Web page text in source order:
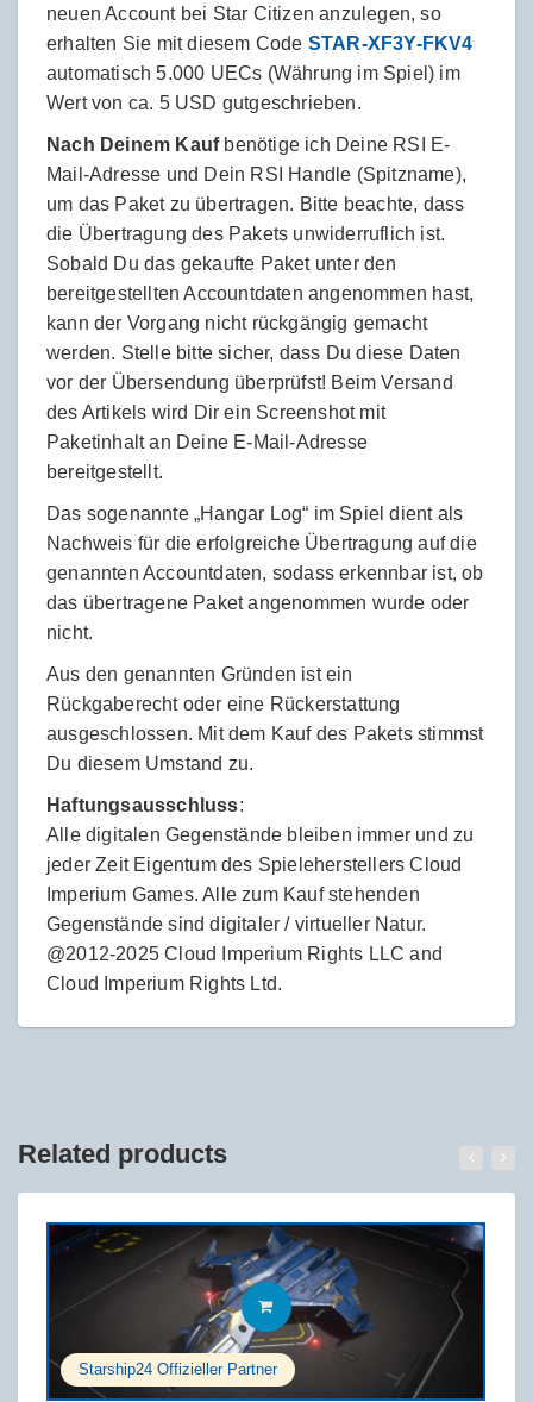
neuen Account bei Star Citizen anzulegen, so
erhalten Sie mit diesem Code STAR-XF3Y-FKV4
automatisch 5.000 UECs (Währung im Spiel) im
Wert von ca. 5 USD gutgeschrieben.
Nach Deinem Kaufbenötige ich Deine RSI E-
Mail-Adresse und Dein RSI Handle (Spitzname),
um das Paket zu übertragen. Bitte beachte, dass
die Übertragung des Pakets unwiderruflich ist.
Sobald Du das gekaufte Paket unter den
bereitgestellten Accountdaten angenommen hast,
kann der Vorgang nicht rückgängig gemacht
werden. Stelle bitte sicher, dass Du diese Daten
vor der Übersendung überprüfst! Beim Versand
des Artikels wird Dir ein Screenshot mit
Paketinhalt an Deine E-Mail-Adresse
bereitgestellt.
Das sogenannte „Hangar Log“ im Spiel dient als
Nachweis für die erfolgreiche Übertragung auf die
genannten Accountdaten, sodass erkennbar ist, ob
das übertragene Paket angenommen wurde oder
nicht.
Aus den genannten Gründen ist ein
Rückgaberecht oder eine Rückerstattung
ausgeschlossen. Mit dem Kauf des Pakets stimmst
Du diesem Umstand zu.
Haftungsausschluss:
Alle digitalen Gegenstände bleiben immer und zu
jeder Zeit Eigentum des Spieleherstellers Cloud
Imperium Games. Alle zum Kauf stehenden
Gegenstände sind digitaler / virtueller Natur.
@2012-2025 Cloud Imperium Rights LLC and
Cloud Imperium Rights Ltd.
Related products
Starship24 Offizieller Partner
IN DEN WARENKORB